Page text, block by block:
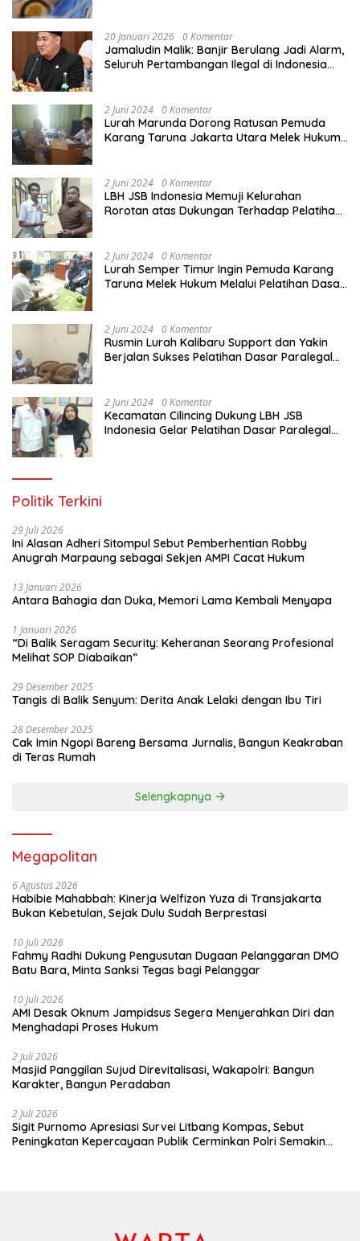
20 Januari 2026 0 Komentar
Jamaludin Malik: Banjir Berulang Jadi Alarm,
Seluruh Pertambangan Ilegal di Indonesia
2 Juni 2024 0 Komentar
Lurah Marunda Dorong Ratusan Pemuda
Karang Taruna Jakarta Utara Melek Hukum
2 Juni 2024 0 Komentar
LBH JSB Indonesia Memuji Kelurahan
Rorotan atas Dukungan Terhadap Pelatihan
2 Juni 2024 0 Komentar
Lurah Semper Timur Ingin Pemuda Karang
Taruna Melek Hukum Melalui Pelatihan Dasar
2 Juni 2024 0 Komentar
Rusmin Lurah Kalibaru Support dan Yakin
Berjalan Sukses Pelatihan Dasar Paralegal
2 Juni 2024 0 Komentar
Kecamatan Cilincing Dukung LBH JSB
Indonesia Gelar Pelatihan Dasar Paralegal
Politik Terkini
29 Juli 2026
Ini Alasan Adheri Sitompul Sebut Pemberhentian Robby
Anugrah Marpaung sebagai Sekjen AMPI Cacat Hukum
13 Januari 2026
Antara Bahagia dan Duka, Memori Lama Kembali Menyapa
1 Januari 2026
“Di Balik Seragam Security: Keheranan Seorang Profesional
Melihat SOP Diabaikan”
29 Desember 2025
Tangis di Balik Senyum: Derita Anak Lelaki dengan Ibu Tiri
28 Desember 2025
Cak Imin Ngopi Bareng Bersama Jurnalis, Bangun Keakraban
di Teras Rumah
Selengkapnya
Megapolitan
6 Agustus 2026
Habibie Mahabbah: Kinerja Welfizon Yuza di Transjakarta
Bukan Kebetulan, Sejak Dulu Sudah Berprestasi
10 Juli 2026
Fahmy Radhi Dukung Pengusutan Dugaan Pelanggaran DMO
Batu Bara, Minta Sanksi Tegas bagi Pelanggar
10 Juli 2026
AMI Desak Oknum Jampidsus Segera Menyerahkan Diri dan
Menghadapi Proses Hukum
2 Juli 2026
Masjid Panggilan Sujud Direvitalisasi, Wakapolri: Bangun
Karakter, Bangun Peradaban
2 Juli 2026
Sigit Purnomo Apresiasi Survei Litbang Kompas, Sebut
Peningkatan Kepercayaan Publik Cerminkan Polri Semakin